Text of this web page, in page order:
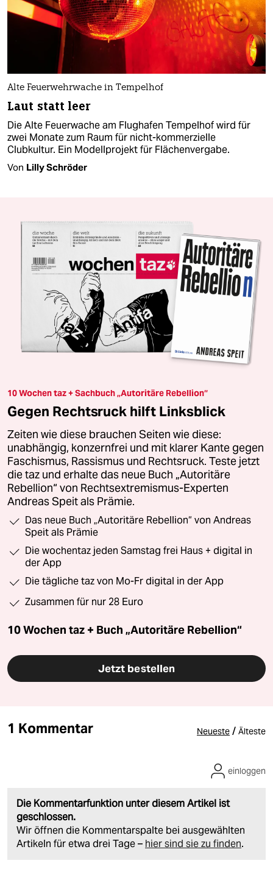
Alte Feuerwehrwache in Tempelhof
Laut statt leer
Die Alte Feuerwache am Flughafen Tempelhof wird für
zwei Monate zum Raum für nicht-kommerzielle
Clubkultur. Ein Modellprojekt für Flächenvergabe.
Von Lilly Schröder
10 Wochen taz + Sachbuch „Autoritäre Rebellion“
Gegen Rechtsruck hilft Linksblick
Zeiten wie diese brauchen Seiten wie diese:
unabhängig, konzernfrei und mit klarer Kante gegen
Faschismus, Rassismus und Rechtsruck. Teste jetzt
die taz und erhalte das neue Buch „Autoritäre
Rebellion“ von Rechtsextremismus-Experten
Andreas Speit als Prämie.
Das neue Buch „Autoritäre Rebellion“ von Andreas
Speit als Prämie
Die wochentaz jeden Samstag frei Haus + digital in
der App
Die tägliche taz von Mo-Fr digital in der App
Zusammen für nur 28 Euro
10 Wochen taz + Buch „Autoritäre Rebellion“
Jetzt bestellen
1 Kommentar Neueste / Älteste
Die Kommentarfunktion unter diesem Artikel ist
geschlossen.
Wir öffnen die Kommentarspalte bei ausgewählten
Artikeln für etwa drei Tage – hier sind sie zu finden.
einloggen